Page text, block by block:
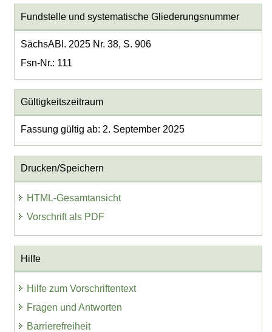
Fundstelle und systematische Gliederungsnummer
SächsABl. 2025 Nr. 38, S. 906
Fsn-Nr.: 111
Gültigkeitszeitraum
Fassung gültig ab: 2. September 2025
Drucken/Speichern
HTML-Gesamtansicht
Vorschrift als PDF
Hilfe
Hilfe zum Vorschriftentext
Fragen und Antworten
Barrierefreiheit